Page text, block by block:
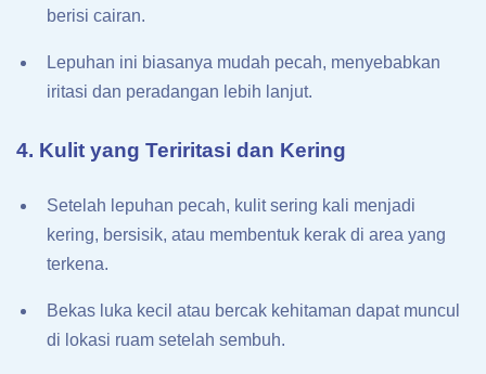
berisi cairan.
Lepuhan ini biasanya mudah pecah, menyebabkan
iritasi dan peradangan lebih lanjut.
4. Kulit yang Teriritasi dan Kering
Setelah lepuhan pecah, kulit sering kali menjadi
kering, bersisik, atau membentuk kerak di area yang
terkena.
Bekas luka kecil atau bercak kehitaman dapat muncul
di lokasi ruam setelah sembuh.